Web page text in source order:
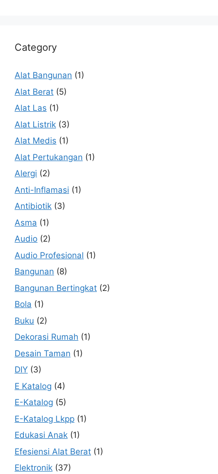
Category
Alat Bangunan (1)
Alat Berat (5)
Alat Las (1)
Alat Listrik (3)
Alat Medis (1)
Alat Pertukangan (1)
Alergi (2)
Anti-Inflamasi (1)
Antibiotik (3)
Asma (1)
Audio (2)
Audio Profesional (1)
Bangunan (8)
Bangunan Bertingkat (2)
Bola (1)
Buku (2)
Dekorasi Rumah (1)
Desain Taman (1)
DIY (3)
E Katalog (4)
E-Katalog (5)
E-Katalog Lkpp (1)
Edukasi Anak (1)
Efesiensi Alat Berat (1)
Elektronik (37)